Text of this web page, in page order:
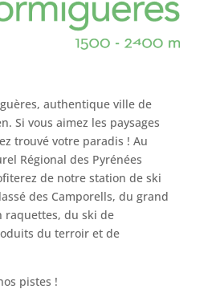
authentique ville de
Si vous aimez les paysages
trouvé votre paradis ! Au
Régional des Pyrénées
de notre station de ski
des Camporells, du grand
raquettes, du ski de
du terroir et de
pistes !